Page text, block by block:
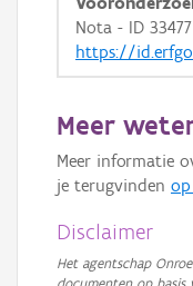
Nota - ID 33477
https://
Meer
Meer informatie
je terugvinden
Disclaimer
Het agentschap